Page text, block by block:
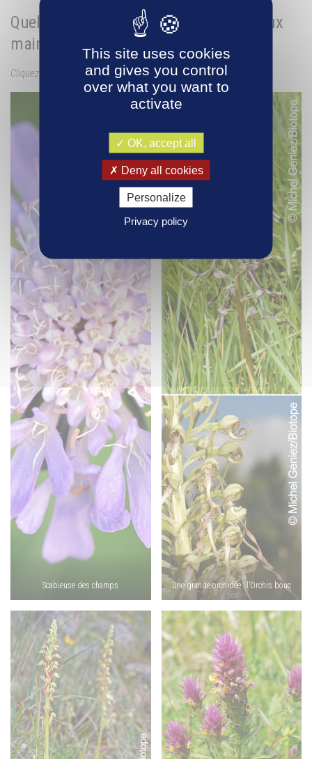
Quelques plantes et animaux des milieux
maintenus ouverts par les moutons
Cliquez sur les images pour les découvrir en plein écran
Scabieuse des champs Une grande orchidée : l’Orchis bouc
This site uses cookies
and gives you control
over what you want to
activate
OK, accept all
Deny all cookies
Personalize
Privacy policy